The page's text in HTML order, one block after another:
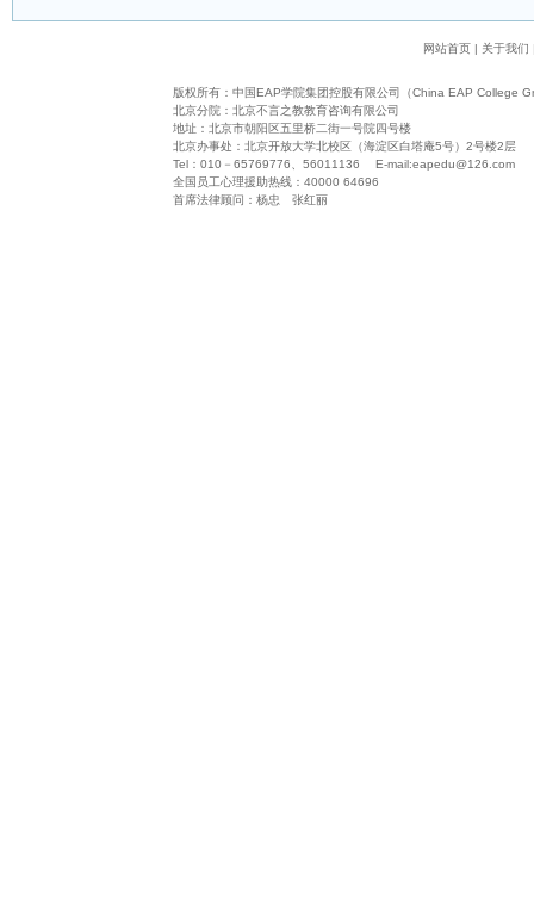
网站首页| 关于我们
版权所有： 中国EAP学院集团控股有限公司（China EAP College
北京分院：北京不言之教教育咨询有限公司
地址：北京市朝阳区五里桥二街一号院四号楼
北京办事处：北京开放大学北校区（海淀区白塔庵5号）2号楼2层
Tel：010－65769776、56011136 E-mail:eapedu@126.com
全国员工心理援助热线：40000 64696
首席法律顾问：杨忠 张红丽